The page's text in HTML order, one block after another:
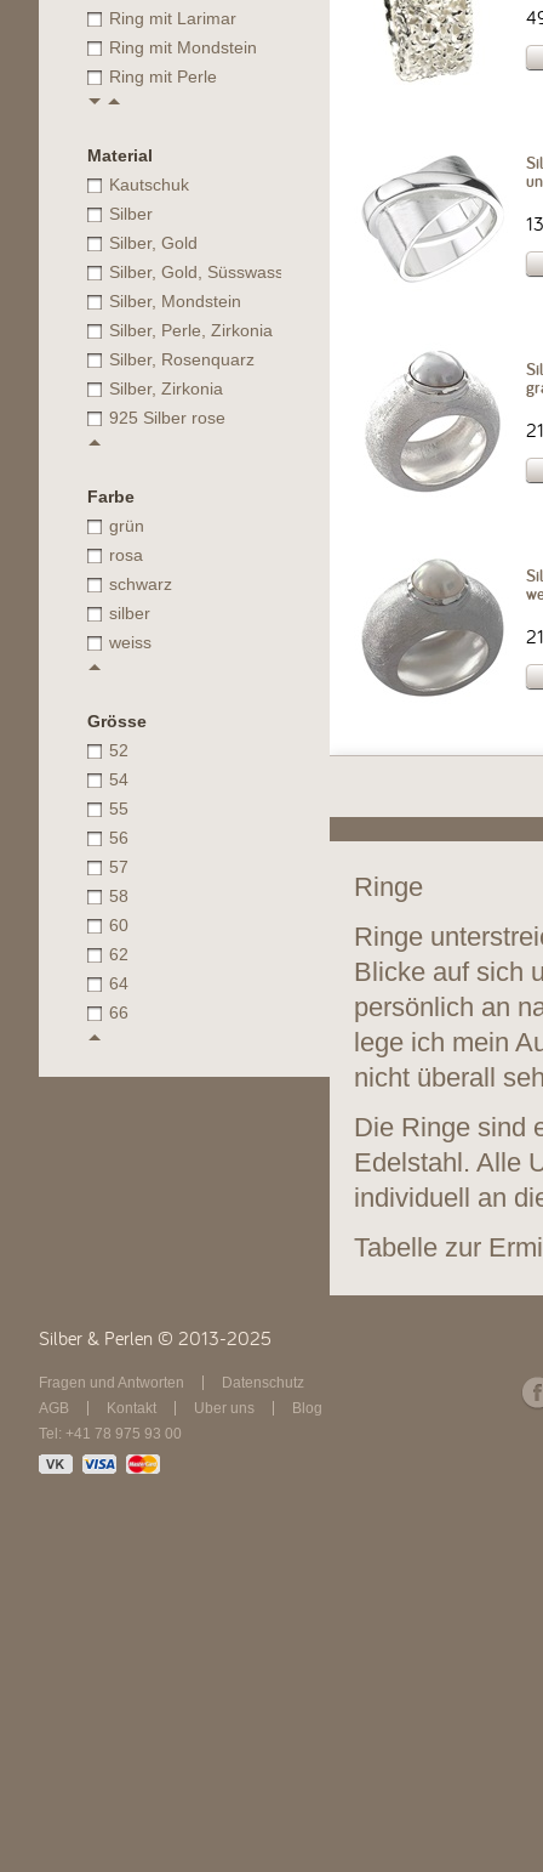
Ring mit Larimar
Ring mit Mondstein
Ring mit Perle
Material
Kautschuk
Silber
Silber, Gold
Silber, Gold, Süsswasserperle
Silber, Mondstein
Silber, Perle, Zirkonia
Silber, Rosenquarz
Silber, Zirkonia
925 Silber rose
Farbe
grün
rosa
schwarz
silber
weiss
Grösse
52
54
55
56
57
58
60
62
64
66
Ringe
Ringe
Blicke auf sich
persönlich an
lege ich mein
nicht überall
Die Ringe sind
Edelstahl. Alle
individuell an
Tabelle zur
Silber & Perlen © 2013-2025
Fragen und Antworten
Datenschutz
AGB
Kontakt Über uns
Blog
Tel: +41 78 975 93 00